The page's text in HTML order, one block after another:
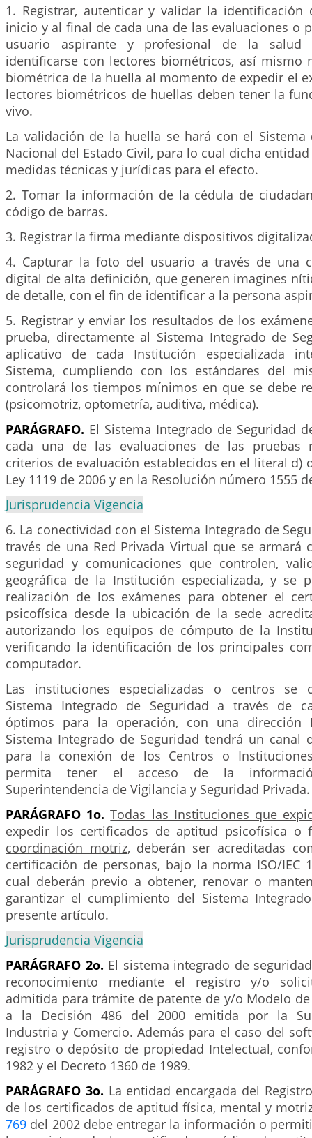
1. Registrar, autenticar y validar la identificación
inicio y al final de cada una de las evaluaciones o
usuario aspirante y profesional de la salud
identificarse con lectores biométricos, así mismo
biométrica de la huella al momento de expedir el
lectores biométricos de huellas deben tener la
vivo.
La validación de la huella se hará con el Sistema
Nacional del Estado Civil, para lo cual dicha
medidas técnicas y jurídicas para el efecto.
2. Tomar la información de la cédula de
código de barras.
3. Registrar la firma mediante dispositivos
4. Capturar la foto del usuario a través de una
digital de alta definición, que generen imagines
de detalle, con el fin de identificar a la persona
5. Registrar y enviar los resultados de los
prueba, directamente al Sistema Integrado de
aplicativo de cada Institución especializada
Sistema, cumpliendo con los estándares del
controlará los tiempos mínimos en que se debe
(psicomotriz, optometría, auditiva, médica).
PARÁGRAFO. El Sistema Integrado de Seguridad
cada una de las evaluaciones de las pruebas
criterios de evaluación establecidos en el literal d)
Ley 1119 de 2006 y en la Resolución número 1555
Jurisprudencia Vigencia
6. La conectividad con el Sistema Integrado de
través de una Red Privada Virtual que se armará
seguridad y comunicaciones que controlen,
geográfica de la Institución especializada, y se
realización de los exámenes para obtener el
psicofísica desde la ubicación de la sede
autorizando los equipos de cómputo de la
verificando la identificación de los principales
computador.
Las instituciones especializadas o centros se
Sistema Integrado de Seguridad a través de
óptimos para la operación, con una dirección
Sistema Integrado de Seguridad tendrá un canal
para la conexión de los Centros o
permita tener el acceso de la
Superintendencia de Vigilancia y Seguridad Privada.
PARÁGRAFO 1o. Todas las Instituciones que
expedir los certificados de aptitud psicofísica o
coordinación motriz, deberán ser acreditadas
certificación de personas, bajo la norma ISO/IEC
cual deberán previo a obtener, renovar o
garantizar el cumplimiento del Sistema
presente artículo.
Jurisprudencia Vigencia
PARÁGRAFO 2o. El sistema integrado de
reconocimiento mediante el registro y/o
admitida para trámite de patente de y/o Modelo
a la Decisión 486 del 2000 emitida por la
Industria y Comercio. Además para el caso del
registro o depósito de propiedad Intelectual,
1982 y el Decreto 1360 de 1989.
PARÁGRAFO 3o. La entidad encargada del
de los certificados de aptitud física, mental y
769 del 2002 debe entregar la información o